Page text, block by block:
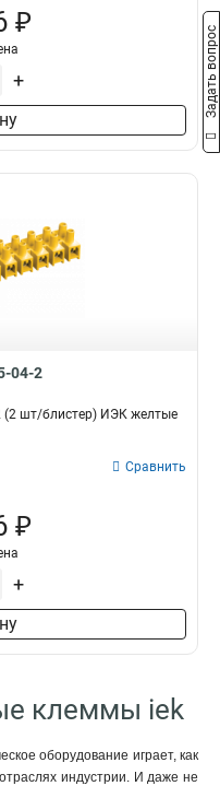
₽
+
04-2
(2 шт/блистер) ИЭК желтые
Сравнить
₽
+
клеммы iek
оборудование играет, как
индустрии. И даже не
Задать вопрос